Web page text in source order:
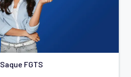
Saque FGTS